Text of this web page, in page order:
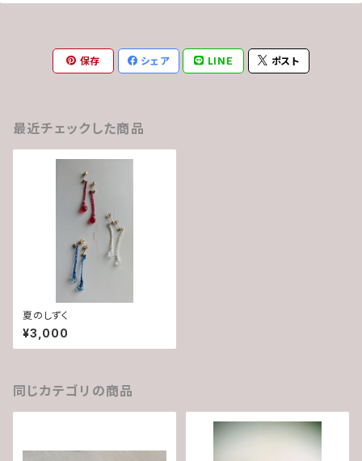
保存 シェア LINE ポスト
最近チェックした商品
夏のしずく
¥3,000
同じカテゴリの商品